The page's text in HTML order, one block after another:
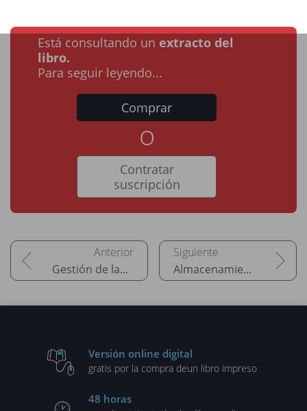
Está consultando un extracto del
libro.
Para seguir leyendo...
Comprar
o
Contratar
suscripción
Gestión de las cookies en JavaScript Almacenamiento remoto: formato XML
Versión online digital
gratis por la compra deun libro impreso
48 horas